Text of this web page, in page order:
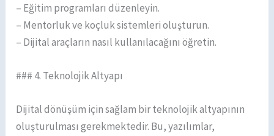
– Eğitim programları düzenleyin.
– Mentorluk ve koçluk sistemleri oluşturun.
– Dijital araçların nasıl kullanılacağını öğretin.
### 4. Teknolojik Altyapı
Dijital dönüşüm için sağlam bir teknolojik altyapının
oluşturulması gerekmektedir. Bu, yazılımlar,